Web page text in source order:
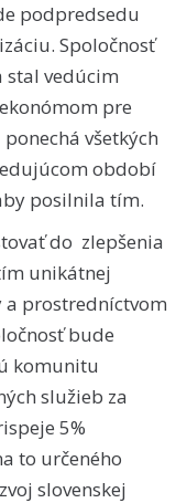
podpredsedu
Spoločnosť
stal vedúcim
pre
všetkých
období
posilnila tím.
do zlepšenia
unikátnej
prostredníctvom
bude
komunitu
služieb za
5%
to určeného
slovenskej